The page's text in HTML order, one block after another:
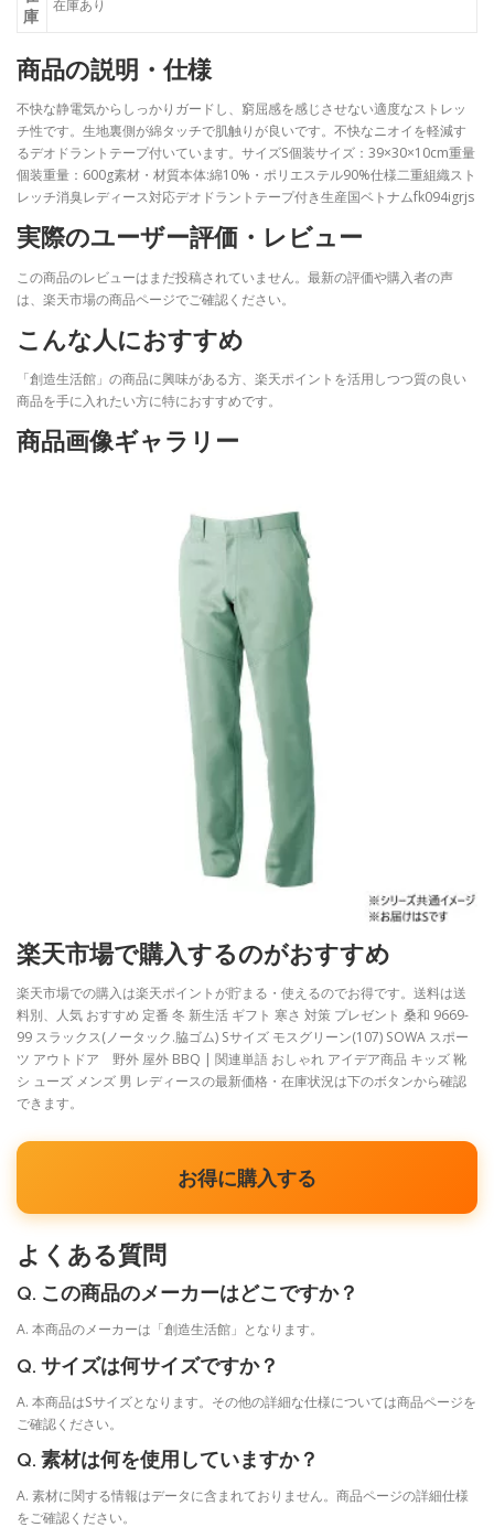
庫
在庫あり
商品の説明・仕様
不快な静電気からしっかりガードし、窮屈感を感じさせない適度なストレッ
チ性です。生地裏側が綿タッチで肌触りが良いです。不快なニオイを軽減す
るデオドラントテープ付いています。サイズS個装サイズ：39×30×10cm重量
個装重量：600g素材・材質本体:綿10%・ポリエステル90%仕様二重組織スト
レッチ消臭レディース対応デオドラントテープ付き生産国ベトナムfk094igrjs
実際のユーザー評価・レビュー
この商品のレビューはまだ投稿されていません。最新の評価や購入者の声
は、楽天市場の商品ページでご確認ください。
こんな人におすすめ
「創造生活館」の商品に興味がある方、楽天ポイントを活用しつつ質の良い
商品を手に入れたい方に特におすすめです。
商品画像ギャラリー
楽天市場で購入するのがおすすめ
楽天市場での購入は楽天ポイントが貯まる・使えるのでお得です。送料は送
料別、人気 おすすめ 定番 冬 新生活 ギフト 寒さ 対策 プレゼント 桑和 9669-
99 スラックス(ノータック.脇ゴム) Sサイズ モスグリーン(107) SOWA スポー
ツ アウトドア 野外 屋外 BBQ | 関連単語 おしゃれ アイデア商品 キッズ 靴
シ ューズ メンズ 男 レディースの最新価格・在庫状況は下のボタンから確認
できます。
お得に購入する
よくある質問
Q. この商品のメーカーはどこですか？
A. 本商品のメーカーは「創造生活館」となります。
Q. サイズは何サイズですか？
A. 本商品はSサイズとなります。その他の詳細な仕様については商品ページを
ご確認ください。
Q. 素材は何を使用していますか？
A. 素材に関する情報はデータに含まれておりません。商品ページの詳細仕様
をご確認ください。